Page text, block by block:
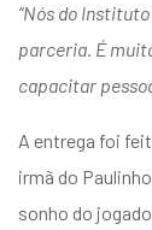
“Nós do
parceria. É
capacitar
A entrega foi
irmã do
sonho do